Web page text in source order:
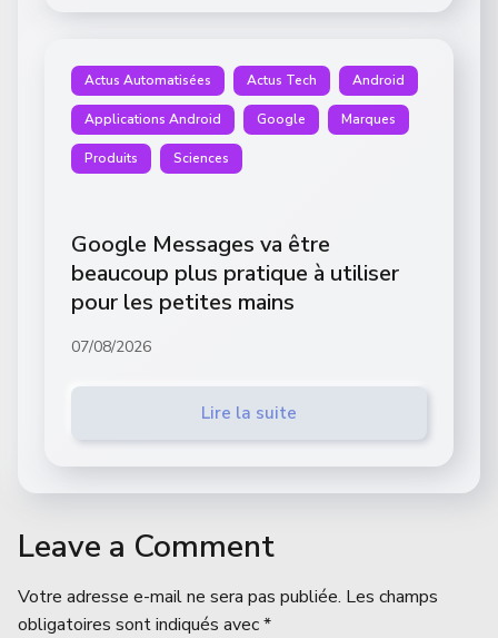
Actus Automatisées Actus Tech Android
Applications Android Google Marques
Produits Sciences
Google Messages va être
beaucoup plus pratique à utiliser
pour les petites mains
07/08/2026
Lire la suite
Leave a Comment
Votre adresse e-mail ne sera pas publiée. Les champs
obligatoires sont indiqués avec*